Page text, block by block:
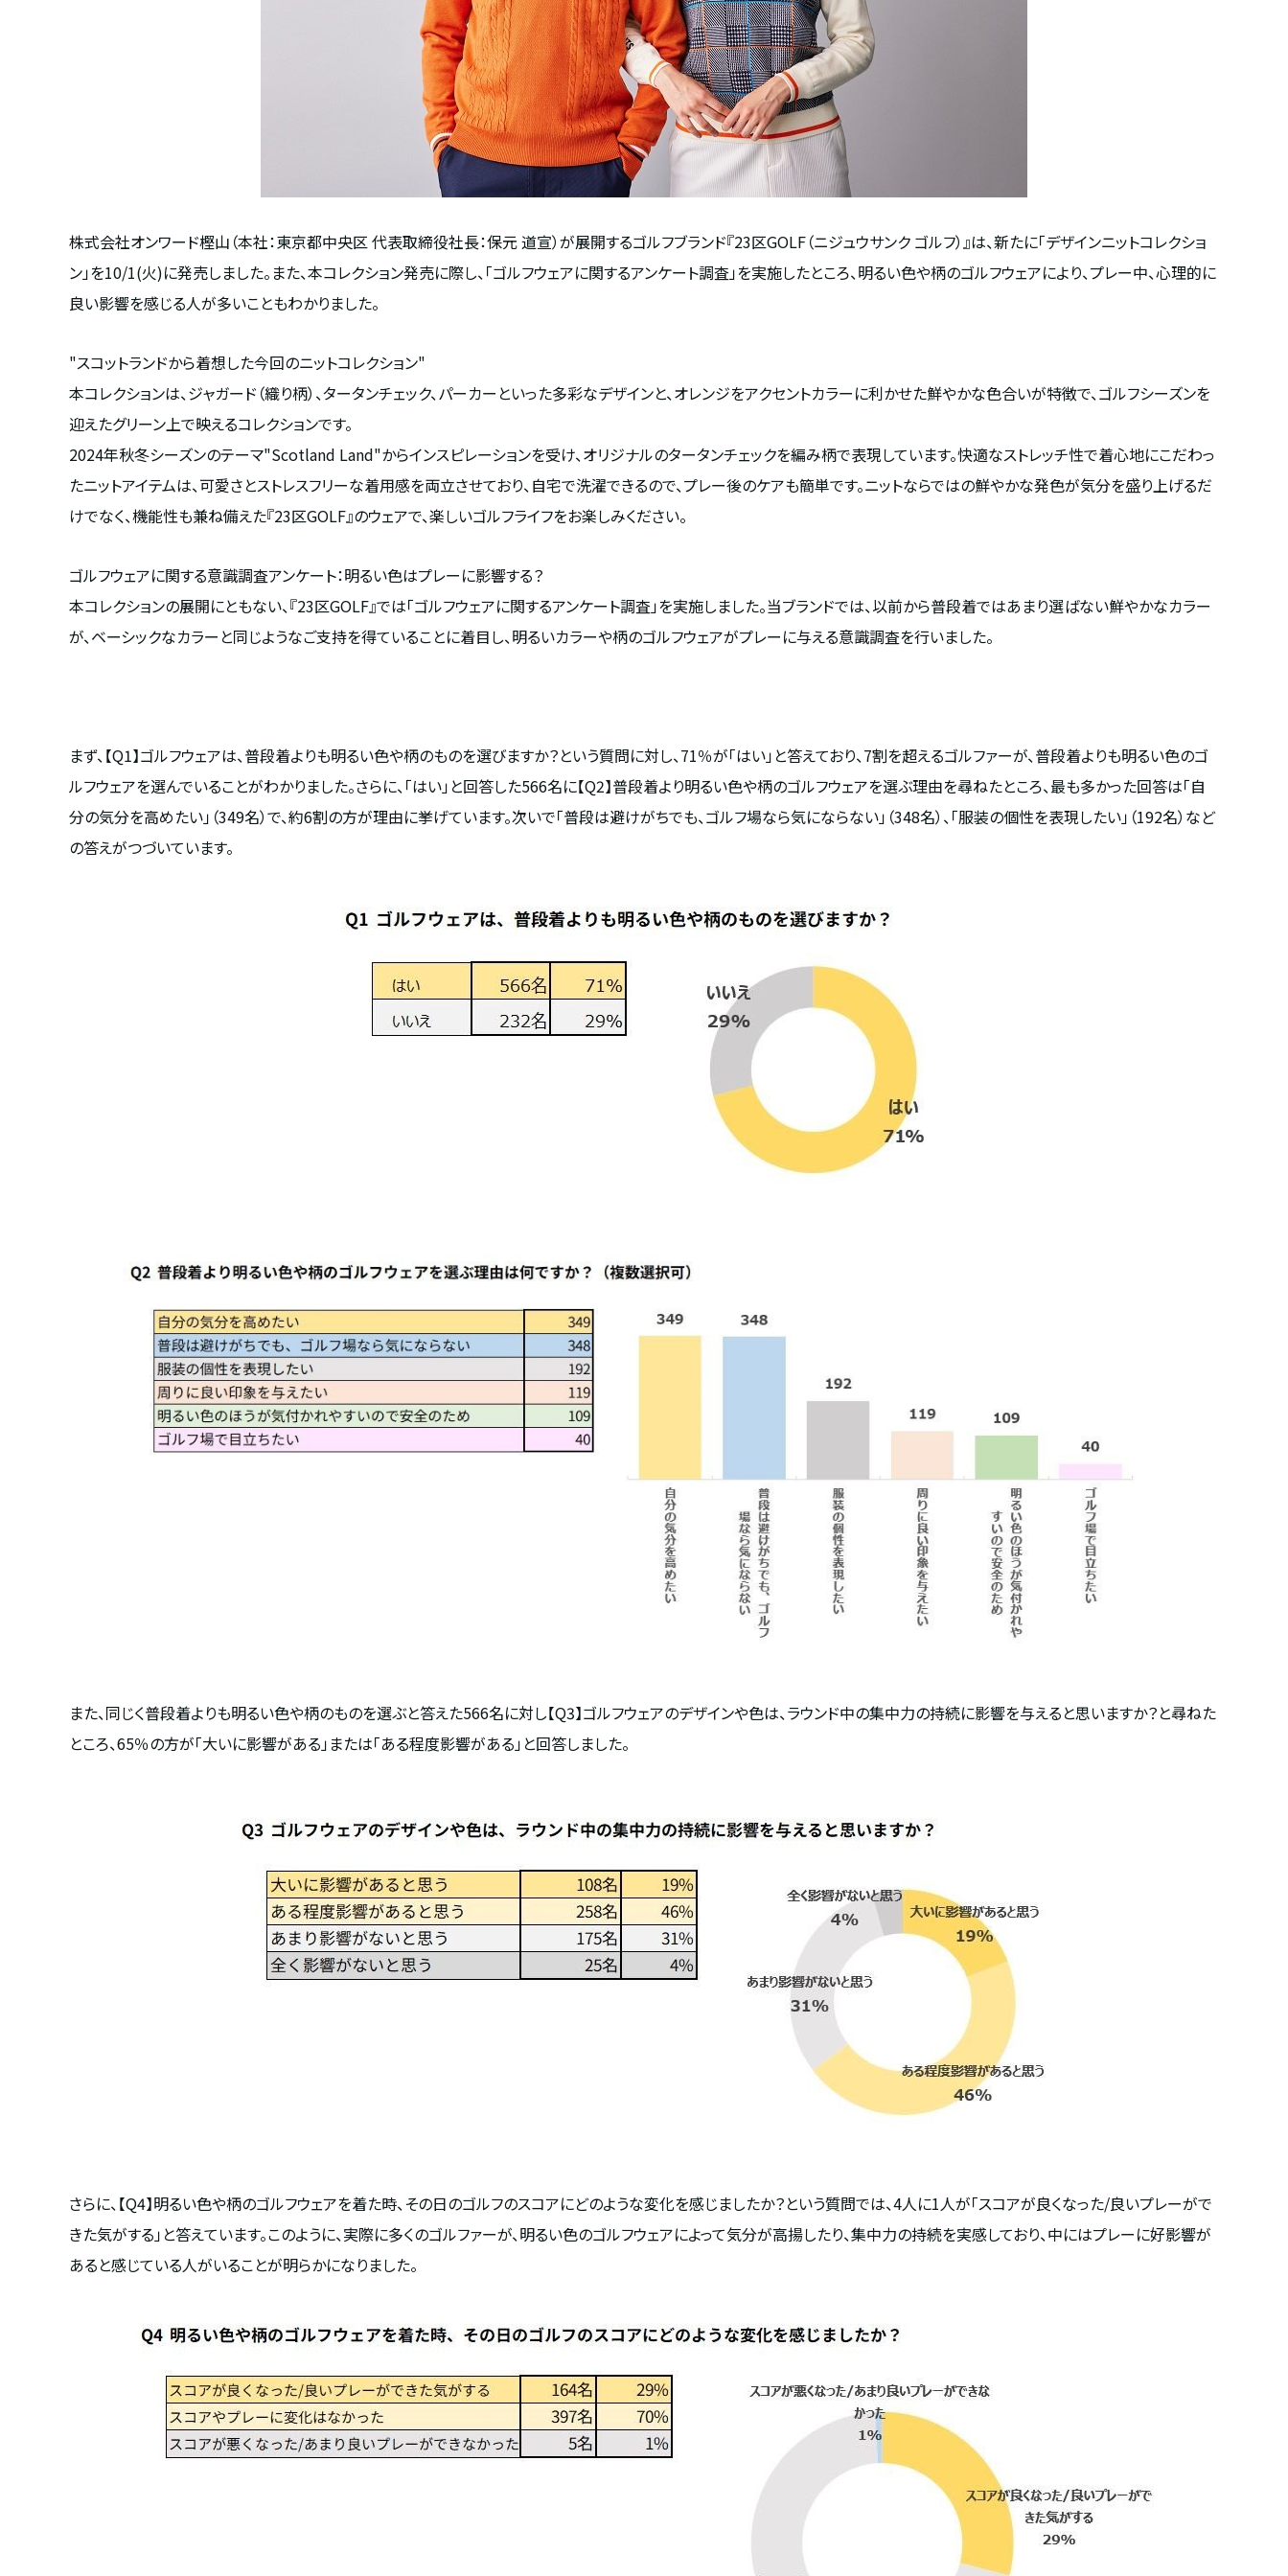
株式会社オンワード樫山（本社：東京都中央区 代表取締役社長：保元 道宣）が展開するゴルフブランド『23区GOLF（ニジュウサンク ゴルフ）』は、新たに「デザインニットコレクショ
ン」を10/1(火)に発売しました。また、本コレクション発売に際し、「ゴルフウェアに関するアンケート調査」を実施したところ、明るい色や柄のゴルフウェアにより、プレー中、心理的に
良い影響を感じる人が多いこともわかりました。
"スコットランドから着想した今回のニットコレクション"
本コレクションは、ジャガード（織り柄）、タータンチェック、パーカーといった多彩なデザインと、オレンジをアクセントカラーに利かせた鮮やかな色合いが特徴で、ゴルフシーズンを
迎えたグリーン上で映えるコレクションです。
2024年秋冬シーズンのテーマ"Scotland Land"からインスピレーションを受け、オリジナルのタータンチェックを編み柄で表現しています。快適なストレッチ性で着心地にこだわっ
たニットアイテムは、可愛さとストレスフリーな着用感を両立させており、自宅で洗濯できるので、プレー後のケアも簡単です。ニットならではの鮮やかな発色が気分を盛り上げるだ
けでなく、機能性も兼ね備えた『23区GOLF』のウェアで、楽しいゴルフライフをお楽しみください。
ゴルフウェアに関する意識調査アンケート：明るい色はプレーに影響する？
本コレクションの展開にともない、『23区GOLF』では「ゴルフウェアに関するアンケート調査」を実施しました。当ブランドでは、以前から普段着ではあまり選ばない鮮やかなカラー
が、ベーシックなカラーと同じようなご支持を得ていることに着目し、明るいカラーや柄のゴルフウェアがプレーに与える意識調査を行いました。
まず、【Q1】ゴルフウェアは、普段着よりも明るい色や柄のものを選びますか？という質問に対し、71％が「はい」と答えており、7割を超えるゴルファーが、普段着よりも明るい色のゴ
ルフウェアを選んでいることがわかりました。さらに、「はい」と回答した566名に【Q2】普段着より明るい色や柄のゴルフウェアを選ぶ理由を尋ねたところ、最も多かった回答は「自
分の気分を高めたい」（349名）で、約6割の方が理由に挙げています。次いで「普段は避けがちでも、ゴルフ場なら気にならない」（348名）、「服装の個性を表現したい」（192名）など
の答えがつづいています。
また、同じく普段着よりも明るい色や柄のものを選ぶと答えた566名に対し【Q3】ゴルフウェアのデザインや色は、ラウンド中の集中力の持続に影響を与えると思いますか？と尋ねた
ところ、65％の方が「大いに影響がある」または「ある程度影響がある」と回答しました。
さらに、【Q4】明るい色や柄のゴルフウェアを着た時、その日のゴルフのスコアにどのような変化を感じましたか？という質問では、4人に1人が「スコアが良くなった/良いプレーがで
きた気がする」と答えています。このように、実際に多くのゴルファーが、明るい色のゴルフウェアによって気分が高揚したり、集中力の持続を実感しており、中にはプレーに好影響が
あると感じている人がいることが明らかになりました。